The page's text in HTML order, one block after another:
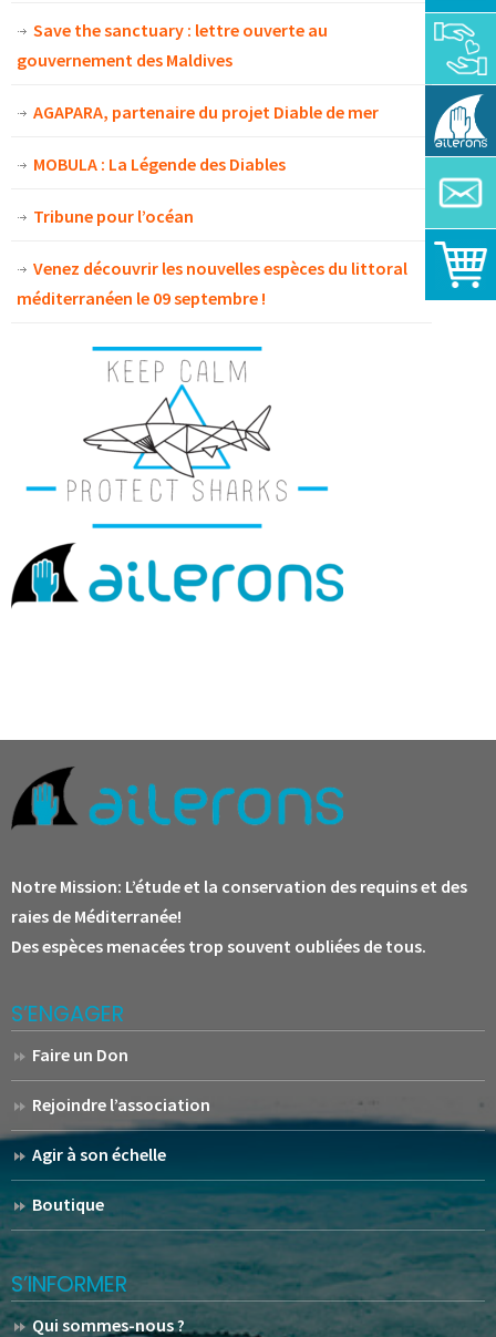
Save the sanctuary : lettre ouverte au
gouvernement des Maldives
AGAPARA, partenaire du projet Diable de mer
MOBULA : La Légende des Diables
Tribune pour l’océan
Venez découvrir les nouvelles espèces du littoral
méditerranéen le 09 septembre !
Notre Mission: L’étude et la conservation des requins et des
raies de Méditerranée!
Des espèces menacées trop souvent oubliées de tous.
S’ENGAGER
Faire un Don
Rejoindre l’association
Agir à son échelle
Boutique
S’INFORMER
Qui sommes-nous ?